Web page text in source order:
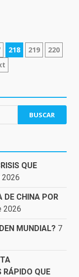
218 219
220
QUE
2026
DE CHINA POR
2026
MUNDIAL? 7
RÁPIDO QUE